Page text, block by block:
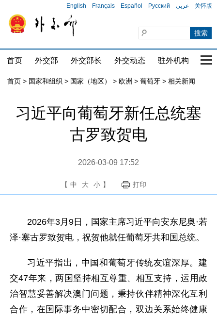
English Français Español Русский عربي 关怀版
首页 外交部 外交部长 外交动态 驻外机构 国
首页 > 国家和组织 > 国家（地区） > 欧洲 > 葡萄牙 > 相关新闻
习近平向葡萄牙新任总统塞
古罗致贺电
2026-03-09 17:52
【 中 大 小 】 打印
2026年3月9日，国家主席习近平向安东尼奥·若
泽·塞古罗致贺电，祝贺他就任葡萄牙共和国总统。
习近平指出，中国和葡萄牙传统友谊深厚。建
交47年来，两国坚持相互尊重、相互支持，运用政
治智慧妥善解决澳门问题，秉持伙伴精神深化互利
合作，在国际事务中密切配合，双边关系始终健康